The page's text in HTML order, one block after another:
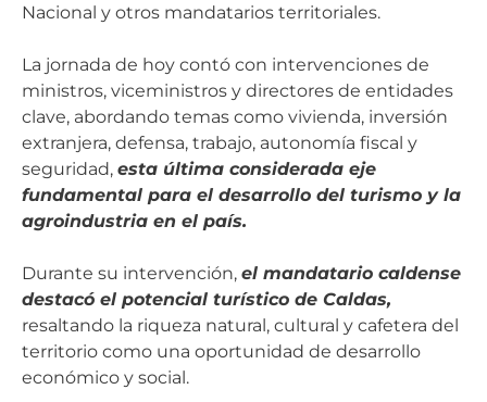
Nacional y otros mandatarios territoriales.
La jornada de hoy contó con intervenciones de
ministros, viceministros y directores de entidades
clave, abordando temas como vivienda, inversión
extranjera, defensa, trabajo, autonomía fiscal y
seguridad, esta última considerada eje
fundamental para el desarrollo del turismo y la
agroindustria en el país.
Durante su intervención, el mandatario caldense
destacó el potencial turístico de Caldas,
resaltando la riqueza natural, cultural y cafetera del
territorio como una oportunidad de desarrollo
económico y social.